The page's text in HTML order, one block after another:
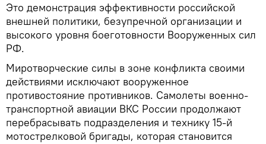
Это демонстрация эффективности российской
внешней политики, безупречной организации и
высокого уровня боеготовности Вооруженных сил
РФ.
Миротворческие силы в зоне конфликта своими
действиями исключают вооруженное
противостояние противников. Самолеты военно-
транспортной авиации ВКС России продолжают
перебрасывать подразделения и технику 15-й
мотострелковой бригады, которая становится